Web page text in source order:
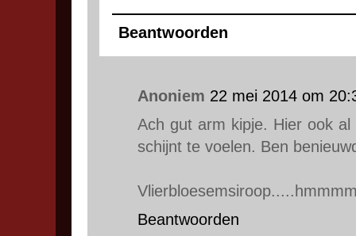
Beantwoorden
Anoniem 22 mei 2014 om
Ach gut arm kipje. Hier ook
schijnt te voelen. Ben
Beantwoorden